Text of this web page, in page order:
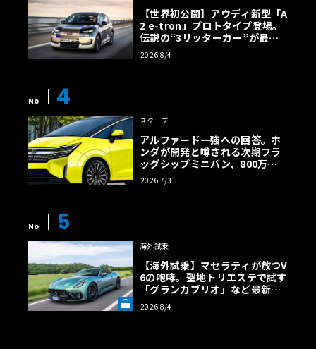
【世界初公開】アウディ新型「A
2 e-tron」プロトタイプ登場。
伝説の“3リッターカー”が最高
効率エントリーBEVとして復活
【画像38枚】
2026 8/4
No 4
スクープ
アルファード一強への回答。ホ
ンダが開発と噂される次期フラ
ッグシップミニバン、800万円
超の勝算【予想CG】
2026 7/31
No 5
海外試乗
【海外試乗】マセラティが放つV
6の咆哮。聖地トリエステで試す
「グランカブリオ」など最新ト
ロフェオ3台の官能評価《LE VO
LANT LAB》
2026 8/4